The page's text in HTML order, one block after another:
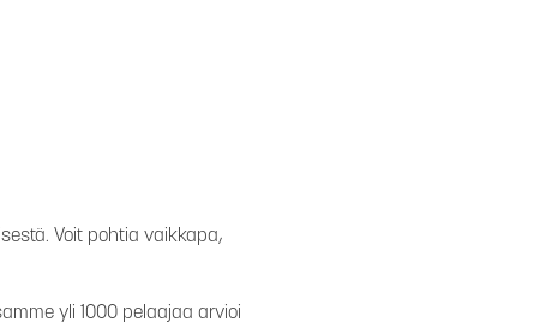
Voit pohtia vaikkapa,
yli 1000 pelaajaa arvioi